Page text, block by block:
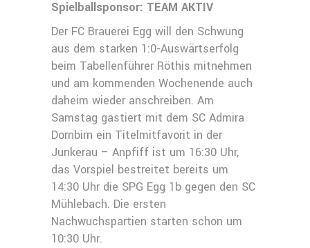
Spielballsponsor: TEAM AKTIV
Der FC Brauerei Egg will den Schwung
aus dem starken 1:0-Auswärtserfolg
beim Tabellenführer Röthis mitnehmen
und am kommenden Wochenende auch
daheim wieder anschreiben. Am
Samstag gastiert mit dem SC Admira
Dornbirn ein Titelmitfavorit in der
Junkerau – Anpfiff ist um 16:30 Uhr,
das Vorspiel bestreitet bereits um
14:30 Uhr die SPG Egg 1b gegen den SC
Mühlebach. Die ersten
Nachwuchspartien starten schon um
10:30 Uhr.